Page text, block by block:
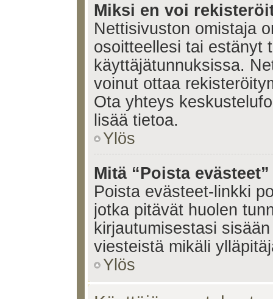
Miksi en voi
Nettisivuston omistaja
osoitteellesi tai estänyt
käyttäjätunnuksissa.
voinut ottaa
Ota yhteys
lisää tietoa.
Ylös
Mitä “Poista
Poista evästeet-linkki
jotka pitävät huolen
kirjautumisestasi
viesteistä mikäli
Ylös